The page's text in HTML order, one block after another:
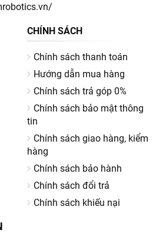
CHÍNH SÁCH
Chính sách thanh toán
Hướng dẫn mua hàng
Chính sách trả góp 0%
Chính sách bảo mật thông
tin
Chính sách giao hàng, kiểm
hàng
Chính sách bảo hành
Chính sách đổi trả
Chính sách khiếu nại